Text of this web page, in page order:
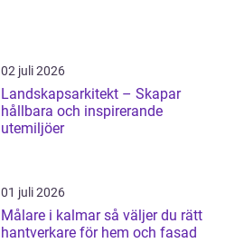
02 juli 2026
Landskapsarkitekt – Skapar
hållbara och inspirerande
utemiljöer
01 juli 2026
Målare i kalmar så väljer du rätt
hantverkare för hem och fasad